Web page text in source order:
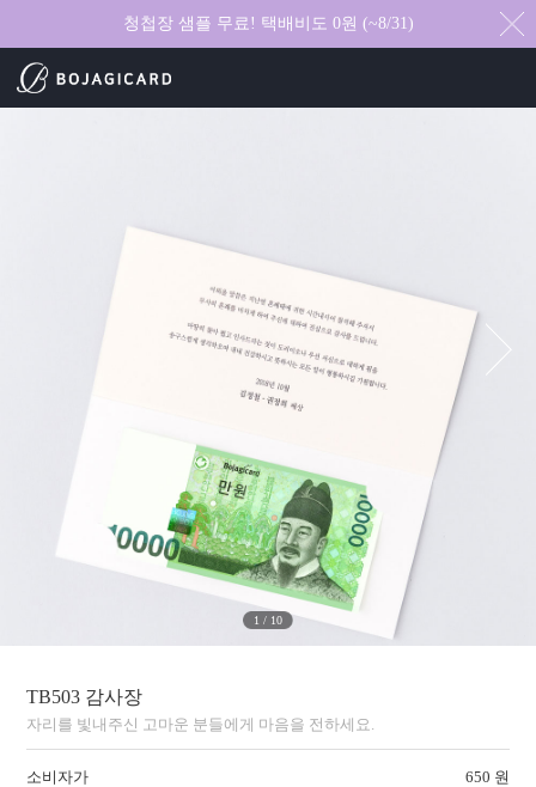
청첩장 샘플 무료! 택배비도 0원 (~8/31)
1 / 10
TB503 감사장
자리를 빛내주신 고마운 분들에게 마음을 전하세요.
소비자가 650 원